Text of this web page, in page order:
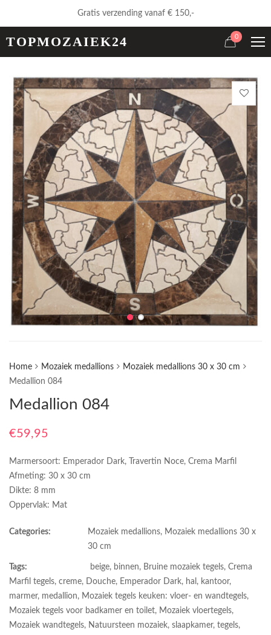
Gratis verzending vanaf € 150,-
TOPMOZAIEK24 0
Home Mozaiek medallions
Mozaiek medallions 30 x 30 cm
Medallion 084
Medallion 084
€59,95
Marmersoort: Emperador Dark, Travertin Noce, Crema Marfil
Afmeting: 30 x 30 cm
Dikte: 8 mm
Oppervlak: Mat
Categories: Mozaiek medallions, Mozaiek medallions 30 x
30 cm
Tags: beige, binnen, Bruine mozaiek tegels, Crema
Marfil tegels, creme, Douche, Emperador Dark, hal , kantoor,
marmer, medallion, Mozaiek tegels keuken: vloer- en wandtegels,
Mozaiek tegels voor badkamer en toilet, Mozaiek vloertegels,
Mozaiek wandtegels, Natuursteen mozaiek, slaapkamer, tegels,